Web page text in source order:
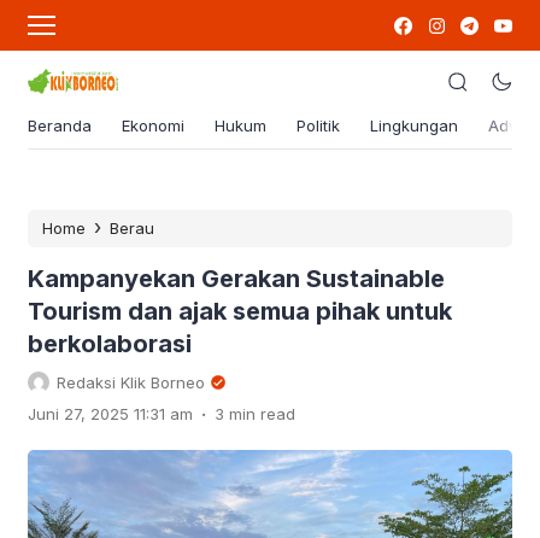
Beranda Ekonomi Hukum Politik Lingkungan
Home › Berau
Kampanyekan Gerakan Sustainable
Tourism dan ajak semua pihak untuk
berkolaborasi
Redaksi Klik Borneo
Juni 27, 2025 11:31 am . 3 min read